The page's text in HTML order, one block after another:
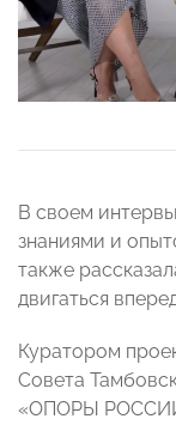
В своем
знаниями и
также
двигаться
Куратором
Совета
«ОПОРЫ